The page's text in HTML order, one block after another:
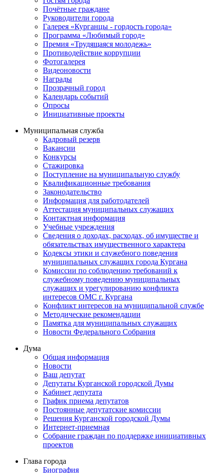
Почётные граждане
Руководители города
Галерея «Курганцы - гордость города»
Программа «Любимый город»
Премия «Трудящаяся молодежь»
Противодействие коррупции
Фотогалерея
Видеоновости
Награды
Прозрачный город
Календарь событий
Опросы
Инициативные проекты
Муниципальная служба
Кадровый резерв
Вакансии
Конкурсы
Стажировка
Поступление на муниципальную службу
Квалификационные требования
Законодательство
Информация для работодателей
Аттестация муниципальных служащих
Контактная информация
Учебные учреждения
Сведения о доходах, расходах, об имуществе и
обязательствах имущественного характера
Кодексы этики и служебного поведения
муниципальных служащих города Кургана
Комиссии по соблюдению требований к
служебному поведению муниципальных
служащих и урегулированию конфликта
интересов ОМС г. Кургана
Конфликт интересов на муниципальной службе
Методические рекомендации
Памятка для муниципальных служащих
Новости Федерального Cобрания
Дума
Общая информация
Новости
Ваш депутат
Депутаты Курганской городской Думы
Кабинет депутата
График приема депутатов
Постоянные депутатские комиссии
Решения Курганской городской Думы
Интернет-приемная
Собрание граждан по поддержке инициативных
проектов
Глава города
Биография